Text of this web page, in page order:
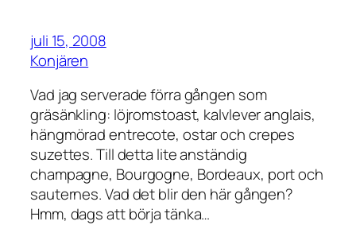
juli 15, 2008
Konjären
Vad jag serverade förra gången som
gräsänkling: löjromstoast, kalvlever anglais,
hängmörad entrecote, ostar och crepes
suzettes. Till detta lite anständig
champagne, Bourgogne, Bordeaux, port och
sauternes. Vad det blir den här gången?
Hmm, dags att börja tänka…